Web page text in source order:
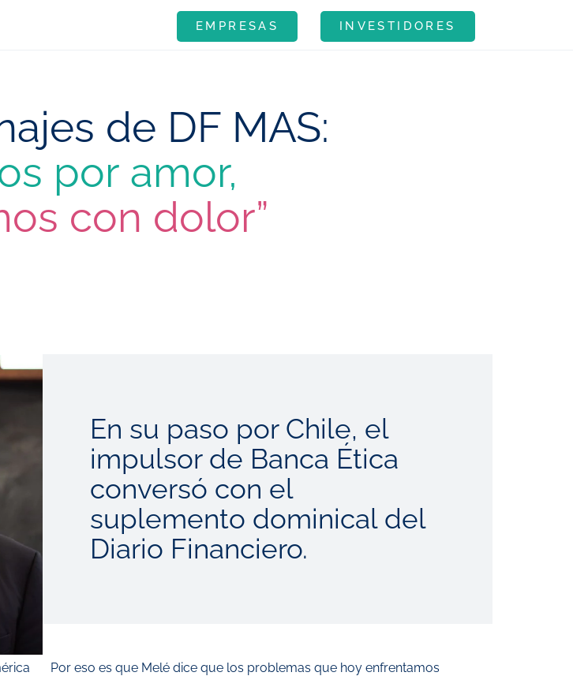
EMPRESAS INVESTIDORES
de DF MAS:
por amor,
con dolor”
En su paso por Chile, el
impulsor de Banca Ética
conversó con el
suplemento dominical del
Diario Financiero.
Por eso es que Melé dice que los problemas que hoy enfrentamos